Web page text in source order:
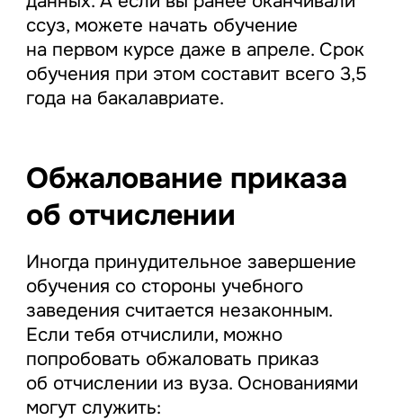
ссуз, можете начать обучение
на первом курсе даже в апреле. Срок
обучения при этом составит всего 3,5
года на бакалавриате.
Обжалование приказа
об отчислении
Иногда принудительное завершение
обучения со стороны учебного
заведения считается незаконным.
Если тебя отчислили, можно
попробовать обжаловать приказ
об отчислении из вуза. Основаниями
могут служить: